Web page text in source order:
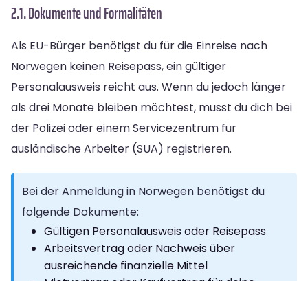
2.1. Dokumente und Formalitäten
Als EU-Bürger benötigst du für die Einreise nach
Norwegen keinen Reisepass, ein gültiger
Personalausweis reicht aus. Wenn du jedoch länger
als drei Monate bleiben möchtest, musst du dich bei
der Polizei oder einem Servicezentrum für
ausländische Arbeiter (SUA) registrieren.
Bei der Anmeldung in Norwegen benötigst du
folgende Dokumente:
Gültigen Personalausweis oder Reisepass
Arbeitsvertrag oder Nachweis über
ausreichende finanzielle Mittel